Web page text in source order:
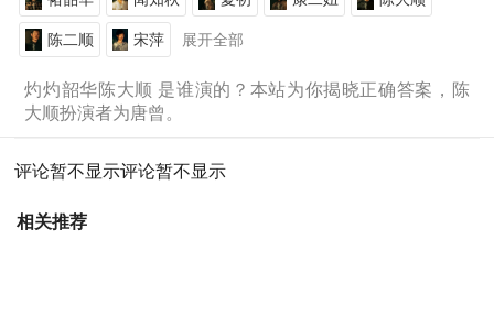
陈二顺 宋萍 展开全部
灼灼韶华陈大顺 是谁演的？本站为你揭晓正确答案，陈
大顺扮演者为唐曾。
评论暂不显示评论暂不显示
相关推荐